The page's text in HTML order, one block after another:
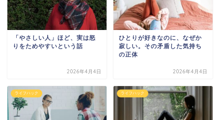
「やさしい人」ほど、実は怒
りをためやすいという話
2026年4月4日
ひとりが好きなのに、なぜか
寂しい。その矛盾した気持ち
の正体
2026年4月4日
ライフハック ライフハック